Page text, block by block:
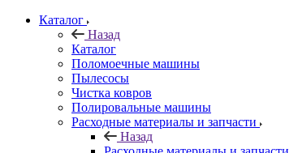
Каталог
Назад
Каталог
Поломоечные машины
Пылесосы
Чистка ковров
Полировальные машины
Расходные материалы и запчасти
Назад